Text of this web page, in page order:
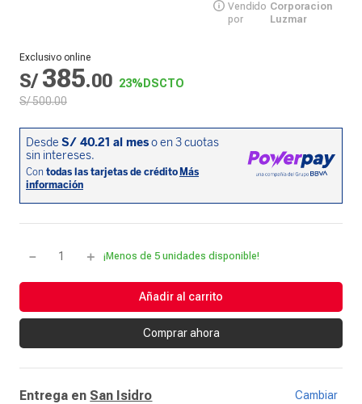
Vendido
por
Corporacion
Luzmar
Exclusivo online
S/ 385.00 23% DSCTO
S/500.00
＋
－ ¡Menos de 5 unidades disponible!
Añadir al carrito
Comprar ahora
Entrega en San Isidro Cambiar